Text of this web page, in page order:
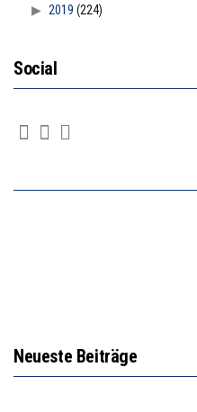
2019 (224)
Social
Neueste Beiträge